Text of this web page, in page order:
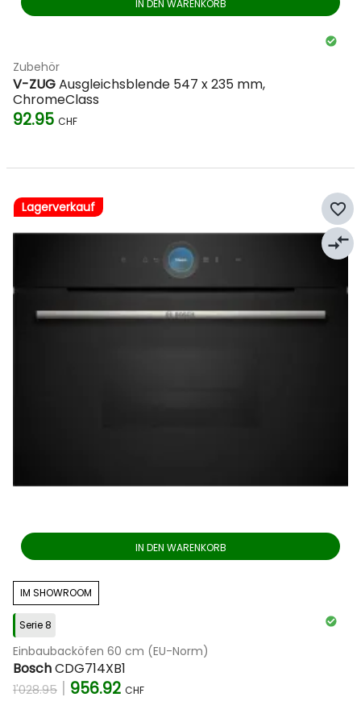
IN DEN WARENKORB
Zubehör
V-ZUGAusgleichsblende 547 x 235 mm,
ChromeClass
92.95 CHF
Lagerverkauf
IN DEN WARENKORB
IM SHOWROOM
Serie 8
Einbaubacköfen 60 cm (EU-Norm)
BoschCDG714XB1
1'028.95 956.92 CHF
favorite_border
compare_arrows